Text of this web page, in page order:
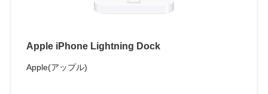
Apple iPhone Lightning Dock
Apple(アップル)